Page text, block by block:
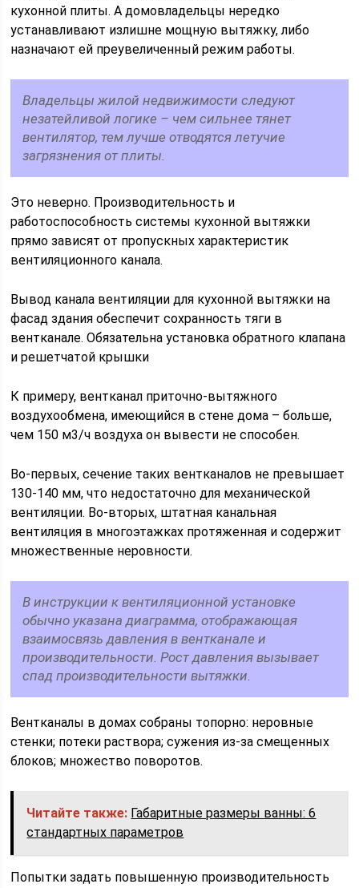
кухонной плиты. А домовладельцы нередко
устанавливают излишне мощную вытяжку, либо
назначают ей преувеличенный режим работы.
Владельцы жилой недвижимости следуют
незатейливой логике – чем сильнее тянет
вентилятор, тем лучше отводятся летучие
загрязнения от плиты.
Это неверно. Производительность и
работоспособность системы кухонной вытяжки
прямо зависят от пропускных характеристик
вентиляционного канала.
Вывод канала вентиляции для кухонной вытяжки на
фасад здания обеспечит сохранность тяги в
вентканале. Обязательна установка обратного клапана
и решетчатой крышки
К примеру, вентканал приточно-вытяжного
воздухообмена, имеющийся в стене дома – больше,
чем 150 м3/ч воздуха он вывести не способен.
Во-первых, сечение таких вентканалов не превышает
130-140 мм, что недостаточно для механической
вентиляции. Во-вторых, штатная канальная
вентиляция в многоэтажках протяженная и содержит
множественные неровности.
В инструкции к вентиляционной установке
обычно указана диаграмма, отображающая
взаимосвязь давления в вентканале и
производительности. Рост давления вызывает
спад производительности вытяжки.
Вентканалы в домах собраны топорно: неровные
стенки; потеки раствора; сужения из-за смещенных
блоков; множество поворотов.
Читайте также: Габаритные размеры ванны: 6
стандартных параметров
Попытки задать повышенную производительность